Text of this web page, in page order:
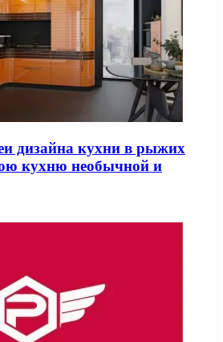
дизайна кухни в рыжих
кухню необычной и